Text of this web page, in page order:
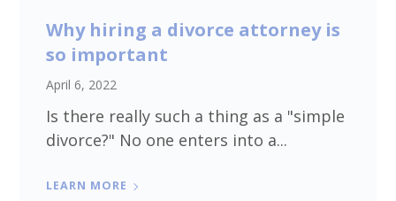
Why hiring a divorce attorney is
so important
April 6, 2022
Is there really such a thing as a "simple
divorce?" No one enters into a...
LEARN MORE